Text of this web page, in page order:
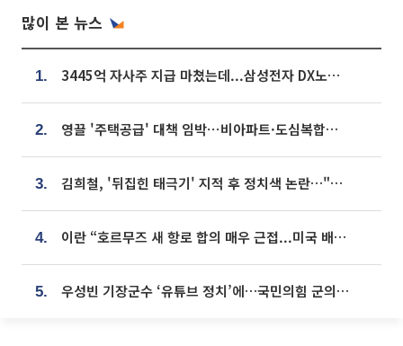
많이 본 뉴스
1. 3445억 자사주 지급 마쳤는데...삼성전자 DX노조, 뒤늦은 '떼쓰기 집회'
2. 영끌 '주택공급' 대책 임박⋯비아파트·도심복합까지 총동원
3. 김희철, '뒤집힌 태극기' 지적 후 정치색 논란…"좌우 떠나 우리나라 국기"
4. 이란 “호르무즈 새 항로 합의 매우 근접...미국 배상 먼저”
5. 우성빈 기장군수 ‘유튜브 정치’에…국민의힘 군의원들 집단 반발